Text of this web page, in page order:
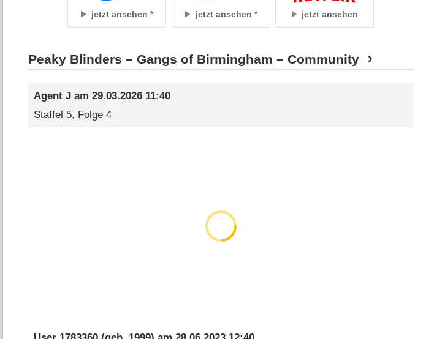
jetzt ansehen jetzt ansehen jetzt ansehen
Peaky Blinders – Gangs of Birmingham – Community
Agent Jam 29.03.2026 11:40
Staffel 5, Folge 4